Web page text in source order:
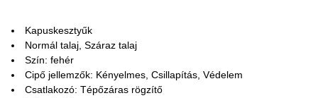
Kapuskesztyűk
Normál talaj, Száraz talaj
Szín: fehér
Cipő jellemzők: Kényelmes, Csillapítás, Védelem
Csatlakozó: Tépőzáras rögzítő